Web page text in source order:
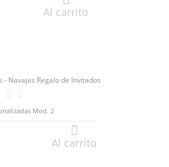
Al carrito
Mod. 2
Al carrito